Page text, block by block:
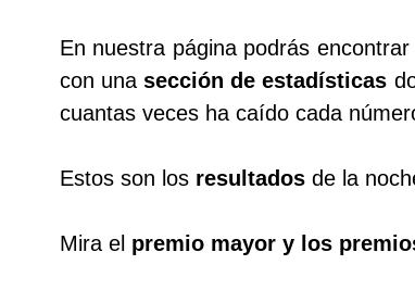
Saman de la suerte
En nuestra página podrás
con unasección de estadísticas
cuantas veces ha caído cada
Estos son los resultados de la
Mira el premio mayor y los